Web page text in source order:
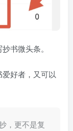
书微头条。
好者，又可以
，更不是复